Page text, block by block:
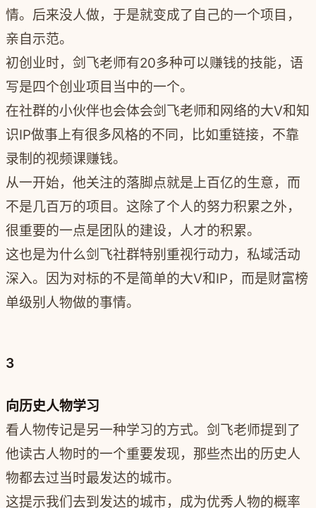
情。后来没人做，于是就变成了自己的一个项目，
亲自示范。
初创业时，剑飞老师有20多种可以赚钱的技能，语
写是四个创业项目当中的一个。
在社群的小伙伴也会体会剑飞老师和网络的大V和知
识IP做事上有很多风格的不同，比如重链接，不靠
录制的视频课赚钱。
从一开始，他关注的落脚点就是上百亿的生意，而
不是几百万的项目。这除了个人的努力积累之外，
很重要的一点是团队的建设，人才的积累。
这也是为什么剑飞社群特别重视行动力，私域活动
深入。因为对标的不是简单的大V和IP，而是财富榜
单级别人物做的事情。
3
向历史人物学习
看人物传记是另一种学习的方式。剑飞老师提到了
他读古人物时的一个重要发现，那些杰出的历史人
物都去过当时最发达的城市。
这提示我们去到发达的城市，成为优秀人物的概率